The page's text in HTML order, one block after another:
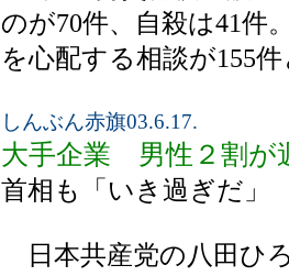
のが70件、自殺は41件
を心配する相談が155
しんぶん赤旗03.6.17.
大手企業 男性２割が
首相も「いき過ぎだ」
日本共産党の八田ひ